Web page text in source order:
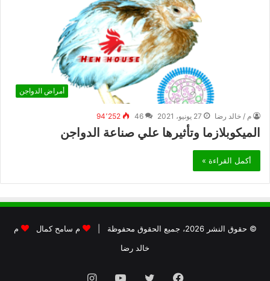
أمراض الدواجن
م / خالد رضا 27 يونيو، 2021 46 94٬252
الميكوبلازما وتأثيرها علي صناعة الدواجن
أكمل القراءة »
© حقوق النشر 2026، جميع الحقوق محفوظة | م سامح كمال
م
خالد رضا
فيسبوك تويتر يوتيوب